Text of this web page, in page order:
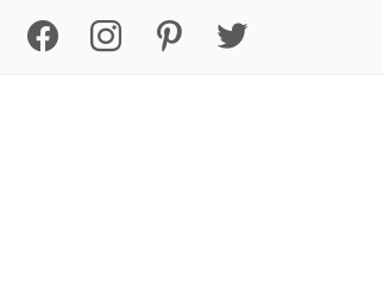
facebook instagram pinterest twitter